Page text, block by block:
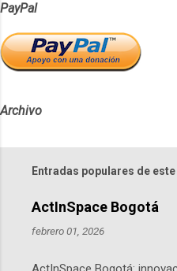
PayPal
Archivo
Entradas populares de
ActInSpace Bogotá
febrero 01, 2026